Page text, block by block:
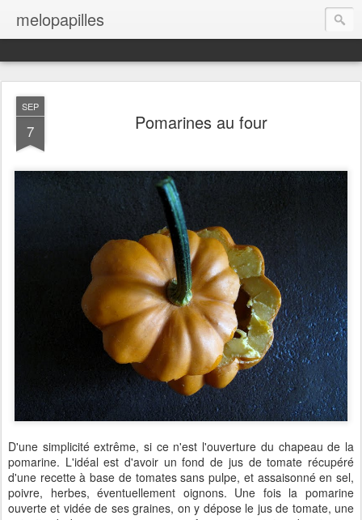
melopapilles
SEP
7 Pomarines au four
D'une simplicité extrême, si ce n'est l'ouverture du chapeau de la
pomarine. L'idéal est d'avoir un fond de jus de tomate récupéré
d'une recette à base de tomates sans pulpe, et assaisonné en sel,
poivre, herbes, éventuellement oignons. Une fois la pomarine
ouverte et vidée de ses graines, on y dépose le jus de tomate, une